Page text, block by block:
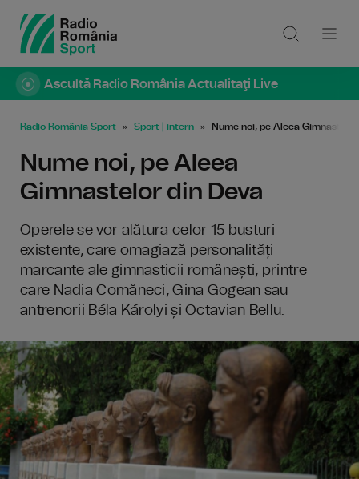
Ascultă Radio România Actualitaţi Live
Radio România Sport Sport | intern Nume noi, pe Aleea
Nume noi, pe Aleea
Gimnastelor din Deva
Operele se vor alătura celor 15 busturi
existente, care omagiază personalități
marcante ale gimnasticii românești, printre
care Nadia Comăneci, Gina Gogean sau
antrenorii Béla Károlyi și Octavian Bellu.